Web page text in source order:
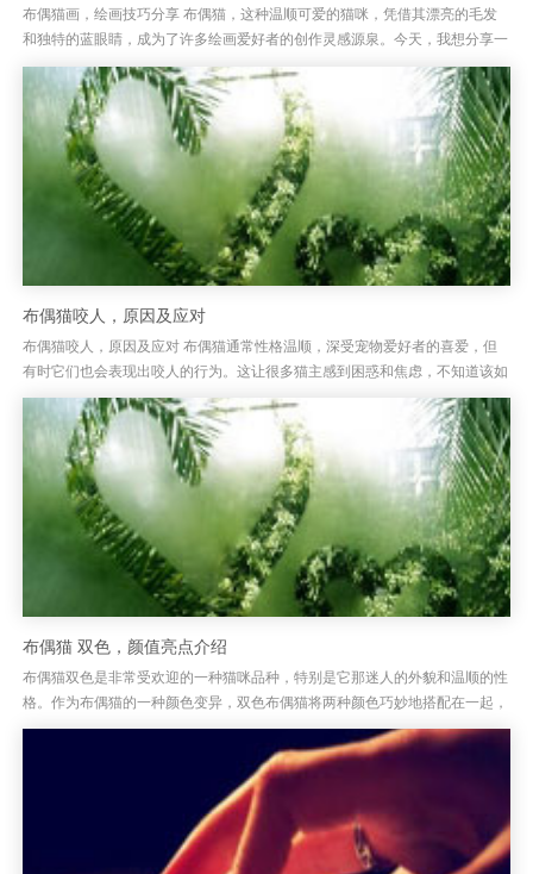
布偶猫画，绘画技巧分享 布偶猫，这种温顺可爱的猫咪，凭借其漂亮的毛发
和独特的蓝眼睛，成为了许多绘画爱好者的创作灵感源泉。今天，我想分享一
些绘制布偶猫的技巧，帮助大家能够更加生动、真实地呈现出这只猫咪的...
布偶猫咬人，原因及应对
布偶猫咬人，原因及应对 布偶猫通常性格温顺，深受宠物爱好者的喜爱，但
有时它们也会表现出咬人的行为。这让很多猫主感到困惑和焦虑，不知道该如
何处理。布偶猫咬人其实并非出于攻击性，它们的咬人行为常常是由于某...
布偶猫 双色，颜值亮点介绍
布偶猫双色是非常受欢迎的一种猫咪品种，特别是它那迷人的外貌和温顺的性
格。作为布偶猫的一种颜色变异，双色布偶猫将两种颜色巧妙地搭配在一起，
呈现出独特的美丽。布偶猫的双色外观通常分为深浅色相间的毛发，常见...